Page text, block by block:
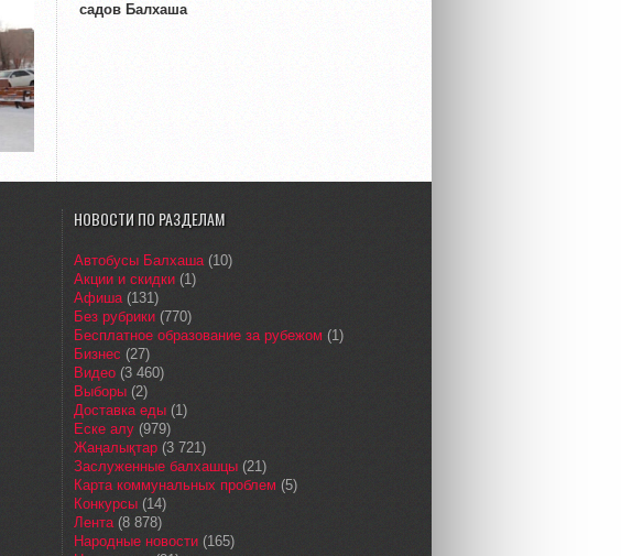
садов Балхаша
НОВОСТИ ПО РАЗДЕЛАМ
Автобусы Балхаша(10)
Акции и скидки (1)
Афиша(131)
Без рубрики (770)
Бесплатное образование за рубежом (1)
Бизнес (27)
Видео (3 460)
Выборы (2)
Доставка еды (1)
Еске алу (979)
Жаңалықтар (3 721)
Заслуженные балхашцы (21)
Карта коммунальных проблем (5)
Конкурсы (14)
Лента(8 878)
Народные новости (165)